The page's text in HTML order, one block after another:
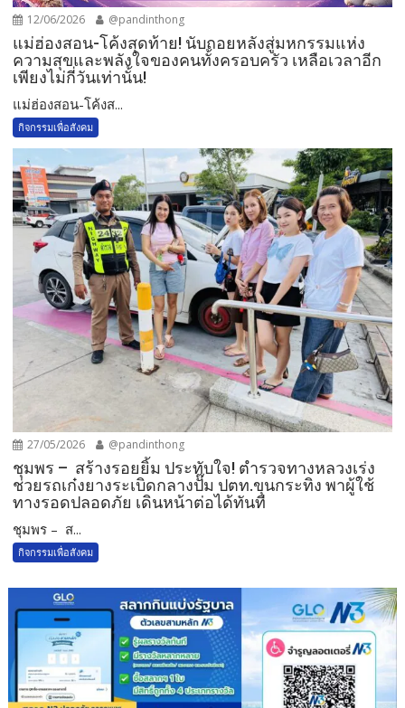
12/06/2026 @pandinthong
แม่ฮ่องสอน-โค้งสุดท้าย! นับถอยหลังสู่มหกรรมแห่ง
ความสุขและพลังใจของคนทั้งครอบครัว เหลือเวลาอีก
เพียงไม่กี่วันเท่านั้น!
แม่ฮ่องสอน-โค้งส...
กิจกรรมเพื่อสังคม
27/05/2026 @pandinthong
ชุมพร – สร้างรอยยิ้ม ประทับใจ! ตำรวจทางหลวงเร่ง
ช่วยรถเก๋งยางระเบิดกลางปั๊ม ปตท.ขุนกระทิง พาผู้ใช้
ทางรอดปลอดภัย เดินหน้าต่อได้ทันที
ชุมพร – ส...
กิจกรรมเพื่อสังคม